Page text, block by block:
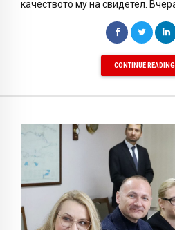
качеството му на свидетел.
CONTINUE READING